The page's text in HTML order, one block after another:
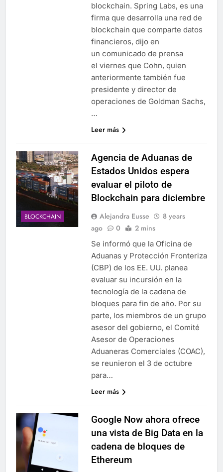
blockchain. Spring Labs, es una
firma que desarrolla una red de
blockchain que comparte datos
financieros, dijo en
un comunicado de prensa
el viernes que Cohn, quien
anteriormente también fue
presidente y director de
operaciones de Goldman Sachs,
…
Leer más
BLOCKCHAIN
Agencia de Aduanas de
Estados Unidos espera
evaluar el piloto de
Blockchain para diciembre
Alejandra Eusse
8 years
ago
0 2 mins
Se informó que la Oficina de
Aduanas y Protección Fronteriza
(CBP) de los EE. UU. planea
evaluar su incursión en la
tecnología de la cadena de
bloques para fin de año. Por su
parte, los miembros de un grupo
asesor del gobierno, el Comité
Asesor de Operaciones
Aduaneras Comerciales (COAC),
se reunieron el 3 de octubre
para…
Leer más
Google Now ahora ofrece
una vista de Big Data en la
cadena de bloques de
Ethereum